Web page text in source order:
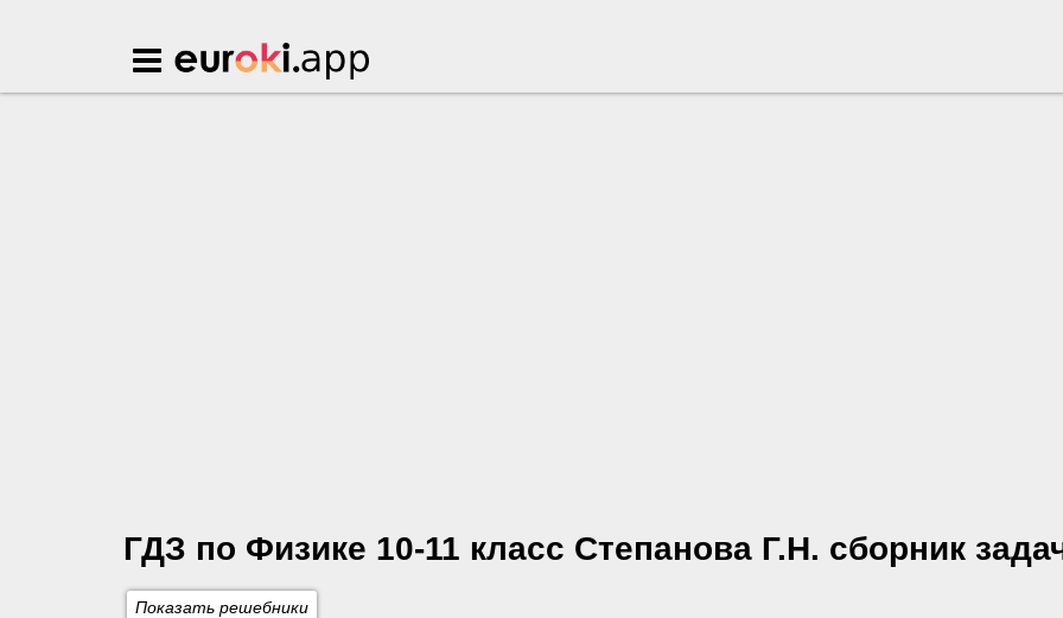
Euroki.app
ГДЗ по Физике 10‐11 класс Степанова Г.Н. сборник
Показать решебники